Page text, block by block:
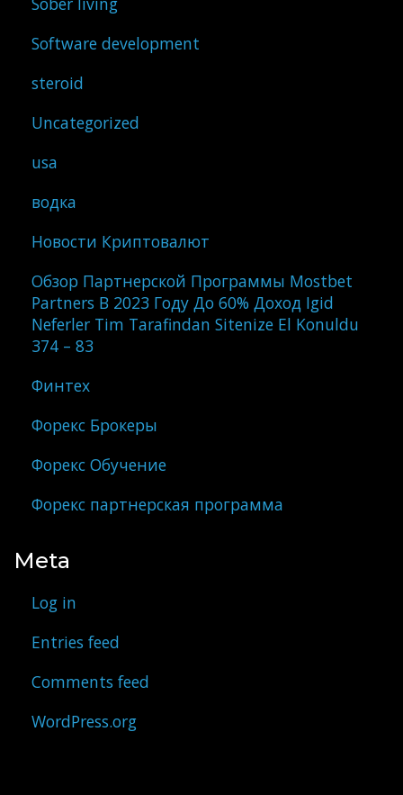
Software development
steroid
Uncategorized
usa
водка
Новости Криптовалют
Обзор Партнерской Программы Mostbet
Partners В 2023 Году До 60% Доход Igid
Neferler Tim Tarafindan Sitenize El Konuldu
374 – 83
Финтех
Форекс Брокеры
Форекс Обучение
Форекс партнерская программа
Meta
Log in
Entries feed
Comments feed
WordPress.org